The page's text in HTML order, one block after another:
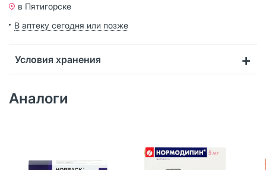
в Пятигорске
В аптеку сегодня или позже
Условия хранения
Аналоги